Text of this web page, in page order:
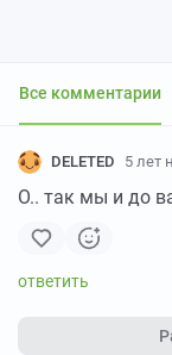
Все комментарии
DELETED 5 лет
О.. так мы и до